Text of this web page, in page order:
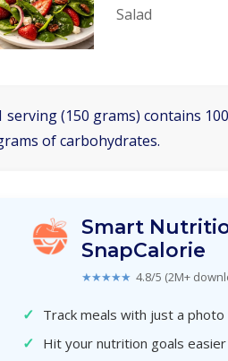
Salad
serving (150 grams) contains
of carbohydrates.
Smart
SnapCalorie
★★★★★ 4.8/5 (2M+
✓ Track meals with just a photo
✓ Hit your nutrition goals easier